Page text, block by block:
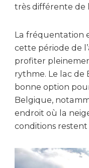
très différente de
La fréquentation
cette période de
profiter
rythme. Le lac
bonne option
Belgique,
endroit où la
conditions restent